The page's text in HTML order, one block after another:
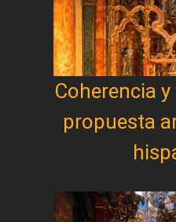
Coherencia
propuesta